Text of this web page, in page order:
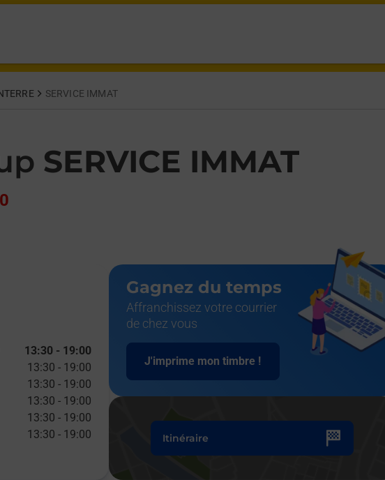
SERVICE IMMAT
SERVICE IMMAT
13:30 - 19:00
13:30 - 19:00
13:30 - 19:00
13:30 - 19:00
13:30 - 19:00
13:30 - 19:00
Gagnez du temps
Affranchissez votre courrier
de chez vous
J'imprime mon timbre !
Itinéraire
GEORGES CLEMENCEAU NANTERRE,